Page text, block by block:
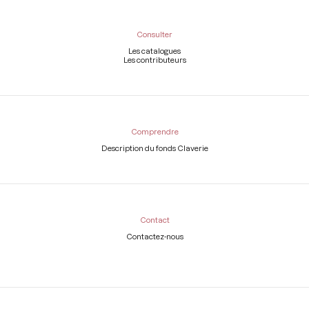
Consulter
Les catalogues
Les contributeurs
Comprendre
Description du fonds Claverie
Contact
Contactez-nous
Légal